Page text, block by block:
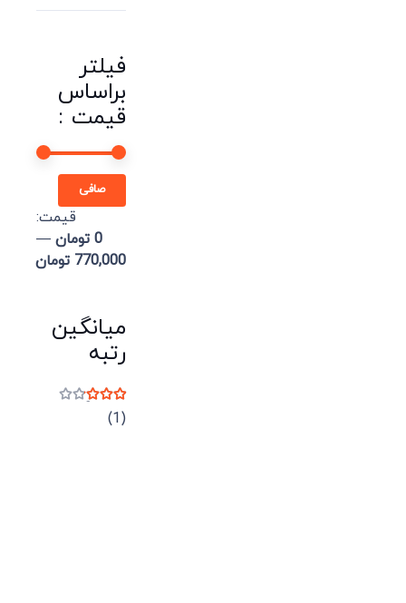
فیلتر
براساس
قیمت :
صافی
قيمت:
0 تومان
—
770,000 تومان
میانگین
رتبه
نمره(1)